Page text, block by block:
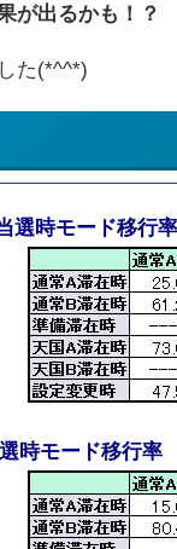
が出るかも！？
た(*^^*)
選時モード移行率
時モード移行率